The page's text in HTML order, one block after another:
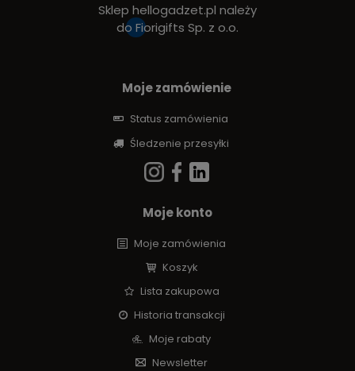
Sklep hellogadzet.pl należy
do Fiorigifts Sp. z o.o.
Moje zamówienie
Status zamówienia
Śledzenie przesyłki
Moje konto
Moje zamówienia
Koszyk
Lista zakupowa
Historia transakcji
Moje rabaty
Newsletter